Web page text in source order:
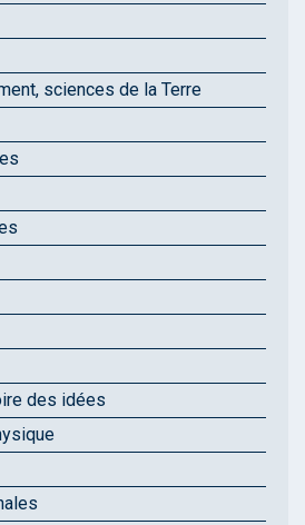
sciences de la Terre
des idées